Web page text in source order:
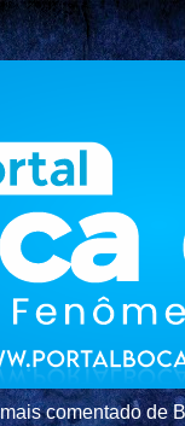
comentado de